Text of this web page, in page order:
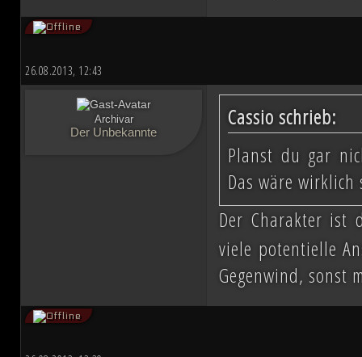
26.08.2013, 12:43
Archivar
Der Unbekannte
Cassio schrieb:
Planst du gar
Das wäre
Der Charakter
viele potentielle
Gegenwind, sonst